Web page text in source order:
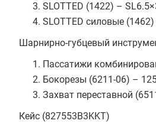
SLOTTED (1422) –
SLOTTED силовые
Шарнирно-губцевый
Пассатижи
Бокорезы (6211-06) –
Захват переставной
Кейс (827553B3KKT)